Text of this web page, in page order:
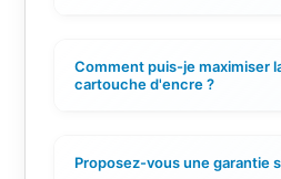
Comment puis-je maximiser
cartouche d'encre ?
Proposez-vous une garantie